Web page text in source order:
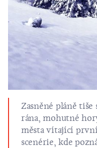
Zasněné pláně
rána, mohutné
města vítající
scenérie, kde